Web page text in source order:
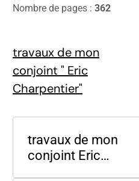
Nombre de pages : 362
travaux de mon
conjoint " Eric
Charpentier"
travaux de mon
conjoint Eric